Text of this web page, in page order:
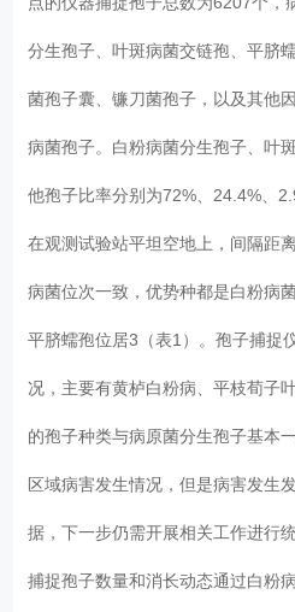
分生孢子、叶斑病菌交链孢、平脐
菌孢子囊、镰刀菌孢子，以及其他
病菌孢子。白粉病菌分生孢子、叶
他孢子比率分别为72%、24.4%、
在观测试验站平坦空地上，间隔距
病菌位次一致，优势种都是白粉病
平脐蠕孢位居3（表1）。孢子捕捉
况，主要有黄栌白粉病、平枝荀子
的孢子种类与病原菌分生孢子基本
区域病害发生情况，但是病害发生
据，下一步仍需开展相关工作进行
捕捉孢子数量和消长动态通过白粉